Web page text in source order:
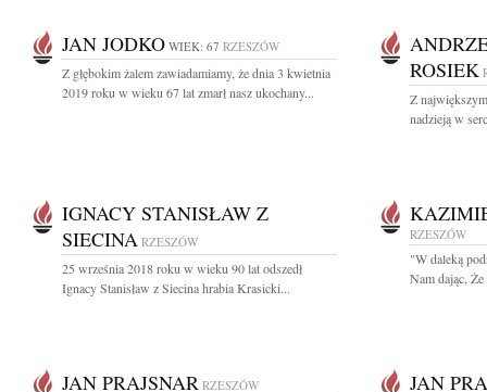
JAN JODKO WIEK: 67 RZESZÓW
Z głębokim żalem zawiadamiamy, że dnia 3 kwietnia
2019 roku w wieku 67 lat zmarł nasz ukochany...
ROSIEK
Z
nadzieją w
IGNACY STANISŁAW Z
SIECINA RZESZÓW
25 września 2018 roku w wieku 90 lat odszedł
Ignacy Stanisław z Siecina hrabia Krasicki...
RZESZÓW
"W daleką
Nam dając,
JAN PRAJSNAR RZESZÓW JAN